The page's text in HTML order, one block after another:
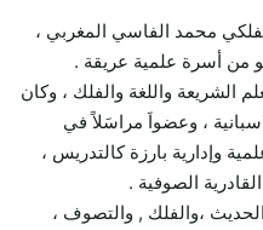
محمد الفاسي المغربي ،
الشريعة واللغة والفلك ، وكان
، وعضواَ مراسَلاً في
وإدارية بارزة كالتدريس ،
الصوفية .
،والفلك , والتصوف ،